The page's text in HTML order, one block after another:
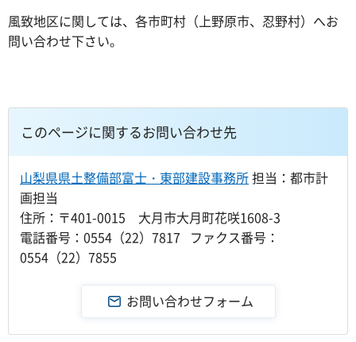
風致地区に関しては、各市町村（上野原市、忍野村）へお
問い合わせ下さい。
このページに関するお問い合わせ先
山梨県県土整備部富士・東部建設事務所担当：都市計
画担当
住所：〒401-0015 大月市大月町花咲1608-3
電話番号：0554（22）7817 ファクス番号：
0554（22）7855